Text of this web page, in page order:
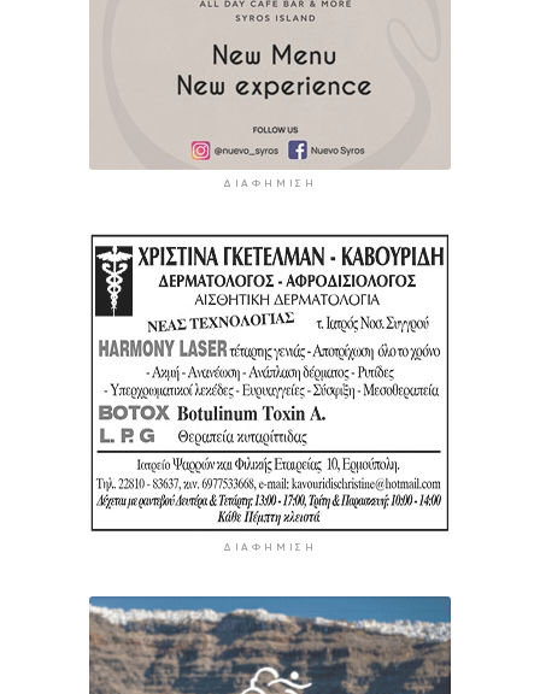
ΔΙΑΦΉΜΙΣΗ
ΔΙΑΦΉΜΙΣΗ